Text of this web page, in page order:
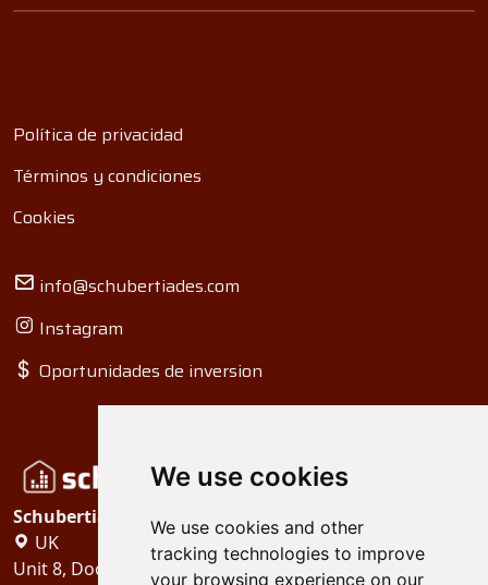
We use cookies
We use cookies and other
tracking technologies to improve
your browsing experience on our
Política de privacidad
Términos y condiciones
Cookies
info@schubertiades.com
Instagram
Oportunidades de inversion
Schubertiades, Ltd.
UK
Unit 8, Dock Offices, Surrey Quays Road, London